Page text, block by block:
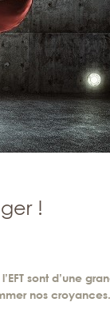
!
sont d’une
nos